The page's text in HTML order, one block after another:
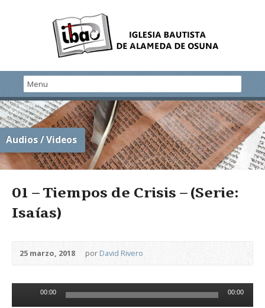
Audios / Videos
01 – Tiempos de Crisis – (Serie:
Isaías)
25 marzo, 2018 porDavid Rivero
Reproductor
00:00 00:00